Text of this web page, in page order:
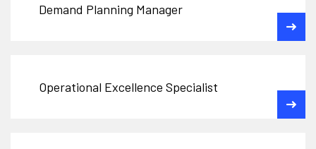
Demand Planning Manager
Operational Excellence Specialist